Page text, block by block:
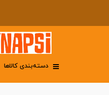
دسته‌بندی کالاها